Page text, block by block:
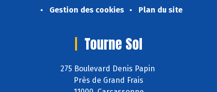
Gestion des cookies
Plan du site
Tourne Sol
275 Boulevard Denis Papin
Près de Grand Frais